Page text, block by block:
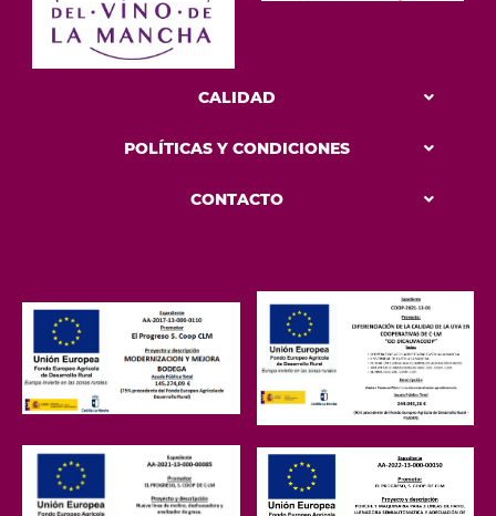
CALIDAD
POLÍTICAS Y CONDICIONES
CONTACTO